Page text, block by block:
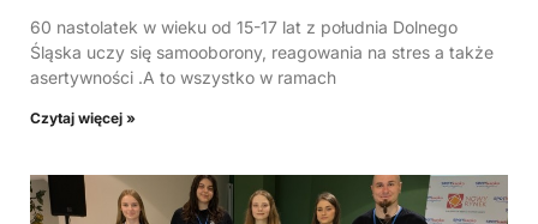
60 nastolatek w wieku od 15-17 lat z południa Dolnego
Śląska uczy się samooborony, reagowania na stres a także
asertywności .A to wszystko w ramach
Czytaj więcej »